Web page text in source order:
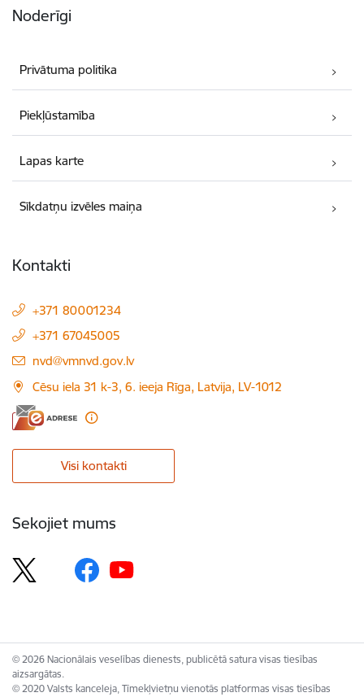
Noderīgi
Privātuma politika
Piekļūstamība
Lapas karte
Sīkdatņu izvēles maiņa
Kontakti
+371 80001234
+371 67045005
E-pasts:
nvd@vmnvd.gov.lv
Cēsu iela 31 k-3, 6. ieeja Rīga, Latvija, LV-1012
Visi kontakti
Sekojiet mums
© 2026 Nacionālais veselības dienests, publicētā satura visas tiesības
aizsargātas.
© 2020 Valsts kanceleja, Tīmekļvietņu vienotās platformas visas tiesības